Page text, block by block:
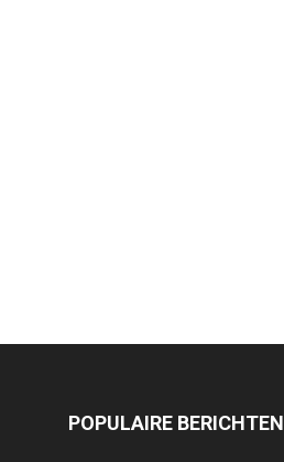
POPULAIRE BERICHTEN